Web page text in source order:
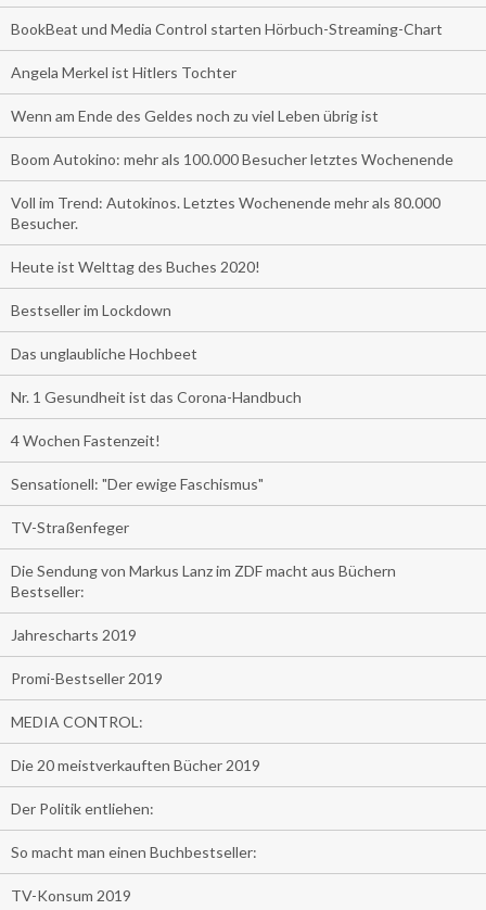
BookBeat und Media Control starten Hörbuch-Streaming-Chart
Angela Merkel ist Hitlers Tochter
Wenn am Ende des Geldes noch zu viel Leben übrig ist
Boom Autokino: mehr als 100.000 Besucher letztes Wochenende
Voll im Trend: Autokinos. Letztes Wochenende mehr als 80.000
Besucher.
Heute ist Welttag des Buches 2020!
Bestseller im Lockdown
Das unglaubliche Hochbeet
Nr. 1 Gesundheit ist das Corona-Handbuch
4 Wochen Fastenzeit!
Sensationell: "Der ewige Faschismus"
TV-Straßenfeger
Die Sendung von Markus Lanz im ZDF macht aus Büchern
Bestseller:
Jahrescharts 2019
Promi-Bestseller 2019
MEDIA CONTROL:
Die 20 meistverkauften Bücher 2019
Der Politik entliehen:
So macht man einen Buchbestseller:
TV-Konsum 2019